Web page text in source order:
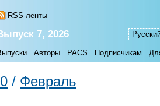
RSS-ленты
7, 2026
Авторы PACS Подписчикам
/ Февраль